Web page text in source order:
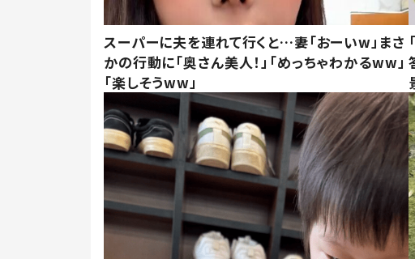
スーパーに夫を連れて行くと…妻「おーいw」まさ
かの行動に「奥さん美人！」「めっちゃわかるww」
「楽しそうww」